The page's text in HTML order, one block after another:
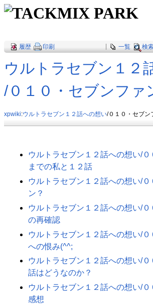
TACKMIX PARK
一覧 検
履歴 印刷
ウルトラセブン１２
/０１０・セブンファ
xpwiki:ウルトラセブン１２話への想い/０１０・セブン
ウルトラセブン１２話への想い/
までの私と１２話
ウルトラセブン１２話への想い/
ン？
ウルトラセブン１２話への想い/
の再確認
ウルトラセブン１２話への想い/
への恨み(^^;
ウルトラセブン１２話への想い/０
話はどうなのか？
ウルトラセブン１２話への想い/
感想